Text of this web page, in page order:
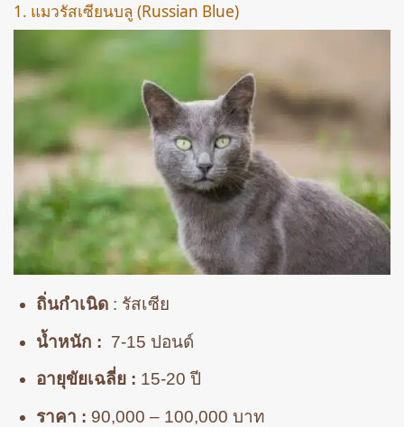
1. แมวรัสเซียนบลู (Russian Blue)
ถิ่นกำเนิด: รัสเซีย
น้ำหนัก : 7-15 ปอนด์
อายุขัยเฉลี่ย : 15-20 ปี
ราคา : 90,000 – 100,000 บาท